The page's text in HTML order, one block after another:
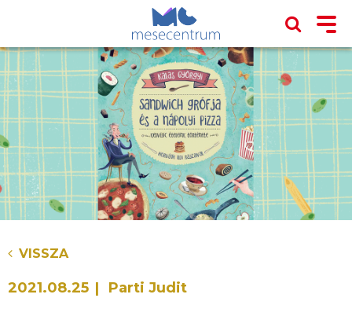
VISSZA
2021.08.25 Parti Judit